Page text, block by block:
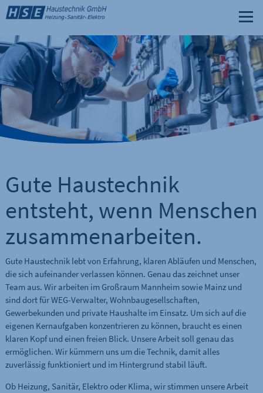
Gute Haustechnik
entsteht, wenn Menschen
zusammenarbeiten.
Gute Haustechnik lebt von Erfahrung, klaren Abläufen und Menschen,
die sich aufeinander verlassen können. Genau das zeichnet unser
Team aus. Wir arbeiten im Großraum Mannheim sowie Mainz und
sind dort für WEG-Verwalter, Wohnbaugesellschaften,
Gewerbekunden und private Haushalte im Einsatz. Um sich auf die
eigenen Kernaufgaben konzentrieren zu können, braucht es einen
klaren Kopf und einen freien Blick. Unsere Arbeit soll genau das
ermöglichen. Wir kümmern uns um die Technik, damit alles
zuverlässig funktioniert und im Hintergrund stabil läuft.
Ob Heizung, Sanitär, Elektro oder Klima, wir stimmen unsere Arbeit